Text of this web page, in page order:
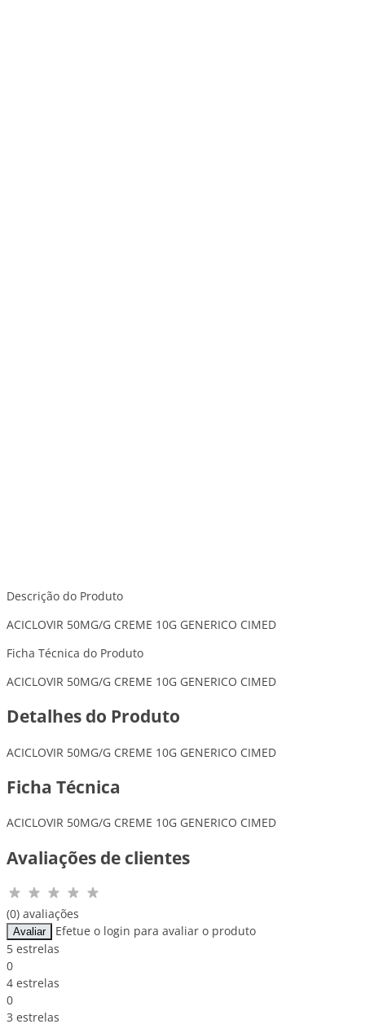
Descrição do Produto
ACICLOVIR 50MG/G CREME 10G GENERICO CIMED
Ficha Técnica do Produto
ACICLOVIR 50MG/G CREME 10G GENERICO CIMED
Detalhes do Produto
ACICLOVIR 50MG/G CREME 10G GENERICO CIMED
Ficha Técnica
ACICLOVIR 50MG/G CREME 10G GENERICO CIMED
Avaliações de clientes
(0) avaliações
Avaliar
Efetue o login para avaliar o produto
5 estrelas
0
4 estrelas
0
3 estrelas